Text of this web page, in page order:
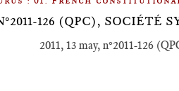
126 (QPC),
2011, 13 may, n°2011-126